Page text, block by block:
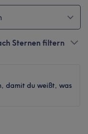
Sternen filtern
damit du weißt, was